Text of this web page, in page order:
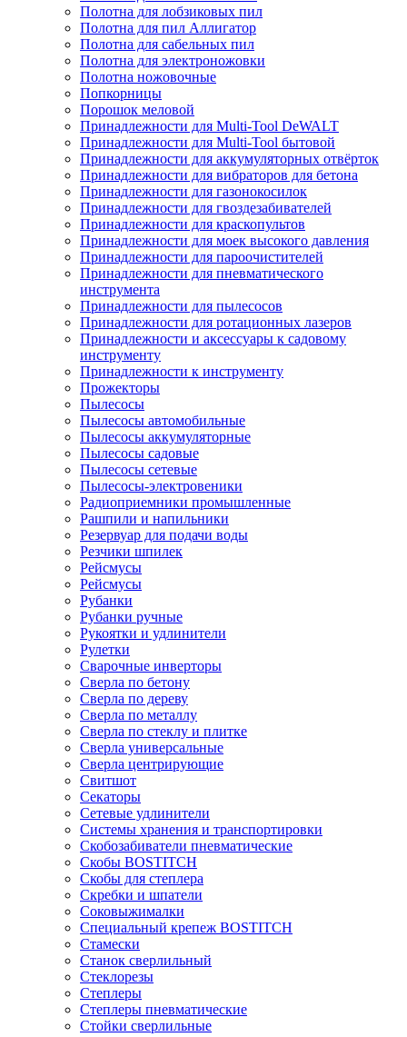
Полотна для лобзиковых пил
Полотна для пил Аллигатор
Полотна для сабельных пил
Полотна для электроножовки
Полотна ножовочные
Попкорницы
Порошок меловой
Принадлежности для Multi-Tool DeWALT
Принадлежности для Multi-Tool бытовой
Принадлежности для аккумуляторных отвёрток
Принадлежности для вибраторов для бетона
Принадлежности для газонокосилок
Принадлежности для гвоздезабивателей
Принадлежности для краскопультов
Принадлежности для моек высокого давления
Принадлежности для пароочистителей
Принадлежности для пневматического
инструмента
Принадлежности для пылесосов
Принадлежности для ротационных лазеров
Принадлежности и аксессуары к садовому
инструменту
Принадлежности к инструменту
Прожекторы
Пылесосы
Пылесосы автомобильные
Пылесосы аккумуляторные
Пылесосы садовые
Пылесосы сетевые
Пылесосы-электровеники
Радиоприемники промышленные
Рашпили и напильники
Резервуар для подачи воды
Резчики шпилек
Рейсмусы
Рейсмусы
Рубанки
Рубанки ручные
Рукоятки и удлинители
Рулетки
Сварочные инверторы
Сверла по бетону
Сверла по дереву
Сверла по металлу
Сверла по стеклу и плитке
Сверла универсальные
Сверла центрирующие
Свитшот
Секаторы
Сетевые удлинители
Системы хранения и транспортировки
Скобозабиватели пневматические
Скобы BOSTITCH
Скобы для степлера
Скребки и шпатели
Соковыжималки
Специальный крепеж BOSTITCH
Стамески
Станок сверлильный
Стеклорезы
Степлеры
Степлеры пневматические
Стойки сверлильные